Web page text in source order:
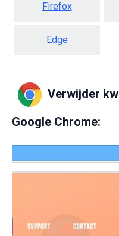
Firefox
Edge
Verwijder
Google Chrome: